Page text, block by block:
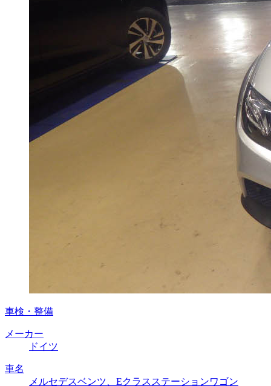
車検・整備
メーカー
ドイツ
車名
メルセデスベンツ、Eクラスステーションワゴン